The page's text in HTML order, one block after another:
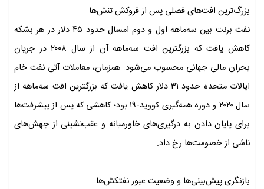
بزرگ‌ترین افت‌های فصلی پس از فروکش تنش‌ها
نفت برنت بین سه‌ماهه اول و دوم امسال حدود ۴۵ دلار در هر بشکه
کاهش یافت که بزرگترین افت سه‌ماهه آن از سال ۲۰۰۸ در جریان
بحران مالی جهانی محسوب می‌شود. همزمان، معاملات آتی نفت خام
ایالات متحده حدود ۳۱ دلار کاهش یافت که بزرگترین افت سه‌ماهه از
سال ۲۰۲۰ و دوره همه‌گیری کووید-۱۹ بود؛ کاهشی که پس از پیشرفت‌ها
برای پایان دادن به درگیری‌های خاورمیانه و عقب‌نشینی از جهش‌های
ناشی از خصومت‌ها رخ داد.
بازنگری پیش‌بینی‌ها و وضعیت عبور نفتکش‌ها